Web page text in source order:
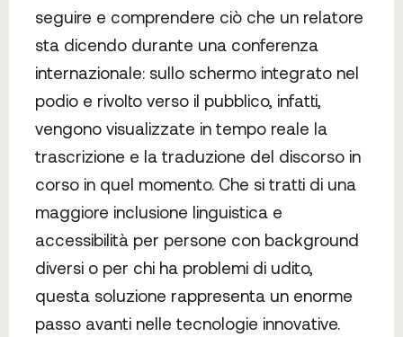
seguire e comprendere ciò che un relatore
sta dicendo durante una conferenza
internazionale: sullo schermo integrato nel
podio e rivolto verso il pubblico, infatti,
vengono visualizzate in tempo reale la
trascrizione e la traduzione del discorso in
corso in quel momento. Che si tratti di una
maggiore inclusione linguistica e
accessibilità per persone con background
diversi o per chi ha problemi di udito,
questa soluzione rappresenta un enorme
passo avanti nelle tecnologie innovative.